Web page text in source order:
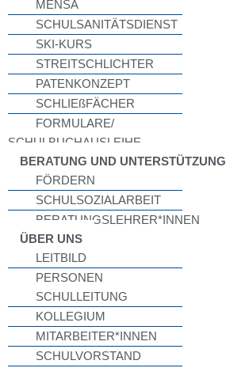
MENSA
SCHULSANITÄTSDIENST
SKI-KURS
STREITSCHLICHTER
PATENKONZEPT
SCHLIEßFÄCHER
FORMULARE/
SCHULBUCHAUSLEIHE
BERATUNG UND UNTERSTÜTZUNG
FÖRDERN
SCHULSOZIALARBEIT
BERATUNGSLEHRER*INNEN
ÜBER UNS
LEITBILD
PERSONEN
SCHULLEITUNG
KOLLEGIUM
MITARBEITER*INNEN
SCHULVORSTAND